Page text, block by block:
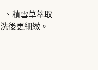
、積雪草萃取
後更細緻。